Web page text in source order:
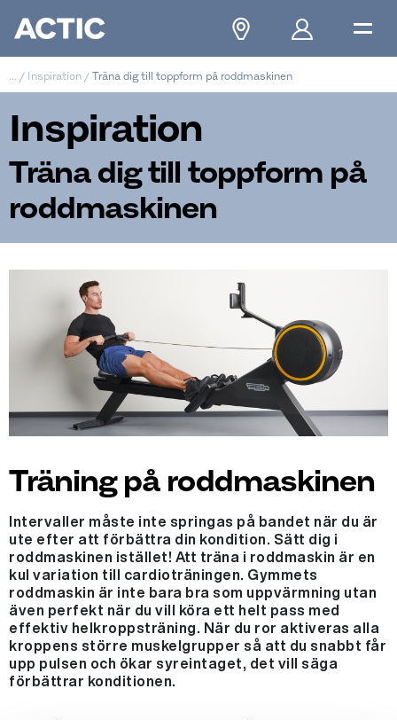
/ Inspiration / Träna dig till toppform på roddmaskinen
Inspiration
Träna dig till toppform på
roddmaskinen
Träning på roddmaskinen
Intervaller måste inte springas på bandet när du är
ute efter att förbättra din kondition. Sätt dig i
roddmaskinen istället! Att träna i roddmaskin är en
kul variation till cardioträningen. Gymmets
roddmaskin är inte bara bra som uppvärmning utan
även perfekt när du vill köra ett helt pass med
effektiv helkroppsträning. När du ror aktiveras alla
kroppens större muskelgrupper så att du snabbt får
upp pulsen och ökar syreintaget, det vill säga
förbättrar konditionen.